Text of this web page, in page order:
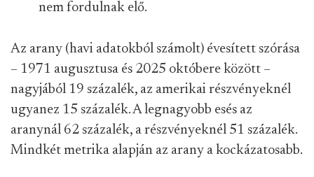
nem fordulnak elő.
Az arany (havi adatokból számolt) évesített szórása
– 1971 augusztusa és 2025 októbere között –
nagyjából 19 százalék, az amerikai részvényeknél
ugyanez 15 százalék. A legnagyobb esés az
aranynál 62 százalék, a részvényeknél 51 százalék.
Mindkét metrika alapján az arany a kockázatosabb.